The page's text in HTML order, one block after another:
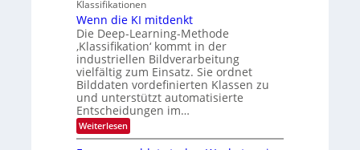
t
i
S
p
e
c
t
r
a
N
T
e
c
h
T
a
l
k
s
u
f
d
e
r
V
I
S
h
r
l
a
n
d
e
n
Klassifikationen
Wenn die KI mitdenkt
Die Deep-Learning-Methode
‚Klassifikation‘ kommt in der
industriellen Bildverarbeitung
vielfältig zum Einsatz. Sie ordnet
Bilddaten vordefinierten Klassen zu
und unterstützt automatisierte
Entscheidungen im…
Weiterlesen:
W